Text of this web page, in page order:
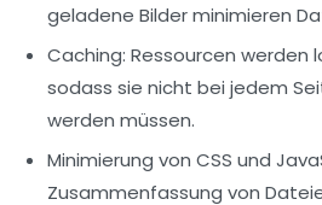
geladene Bilder minimieren
Caching: Ressourcen werden
sodass sie nicht bei jedem
werden müssen.
Minimierung von CSS und
Zusammenfassung von